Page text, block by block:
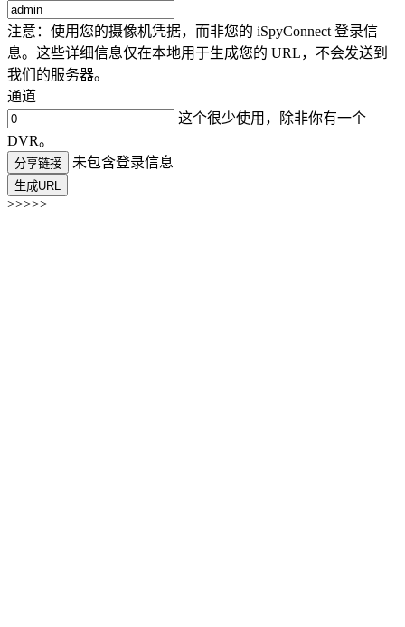
注意：使用您的摄像机凭据，而非您的 iSpyConnect 登录信
息。这些详细信息仅在本地用于生成您的 URL，不会发送到
我们的服务器。
通道
这个很少使用，除非你有一个
DVR。
分享链接 未包含登录信息
生成URL
>>>>>